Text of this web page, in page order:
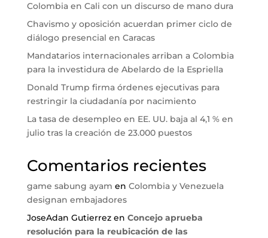
Colombia en Cali con un discurso de mano dura
Chavismo y oposición acuerdan primer ciclo de
diálogo presencial en Caracas
Mandatarios internacionales arriban a Colombia
para la investidura de Abelardo de la Espriella
Donald Trump firma órdenes ejecutivas para
restringir la ciudadanía por nacimiento
La tasa de desempleo en EE. UU. baja al 4,1 % en
julio tras la creación de 23.000 puestos
Comentarios recientes
game sabung ayam en Colombia y Venezuela
designan embajadores
JoseAdan Gutierrezen Concejo aprueba
resolución para la reubicación de las